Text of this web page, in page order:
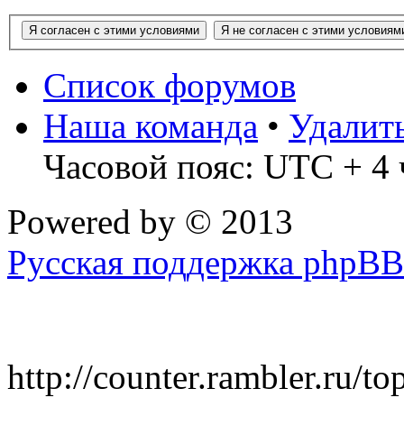
Список форумов
Наша команда •
Часовой пояс: UTC + 4
Powered by © 2013
Русская поддержка phpBB
http://counter.rambler.ru/